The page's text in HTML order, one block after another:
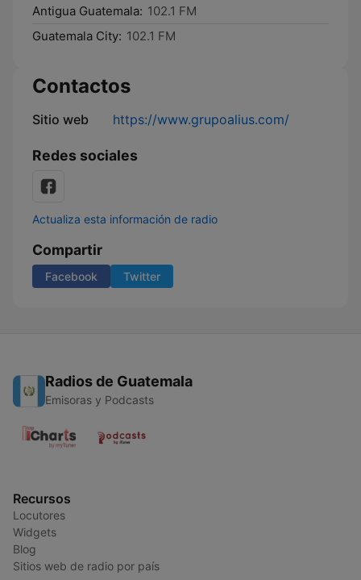
Antigua Guatemala: 102.1 FM
Guatemala City: 102.1 FM
Contactos
Sitio web https://www.grupoalius.com/
Redes sociales
Actualiza esta información de radio
Compartir
Facebook Twitter
Radios de Guatemala
Emisoras y Podcasts
Recursos
Locutores
Widgets
Blog
Sitios web de radio por país